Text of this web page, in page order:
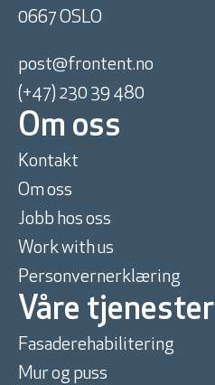
0667 OSLO
post@frontent.no
(+47) 230 39 480
Om oss
Kontakt
Om oss
Jobb hos oss
Work with us
Personvernerklæring
Våre tjenester
Fasaderehabilitering
Mur og puss